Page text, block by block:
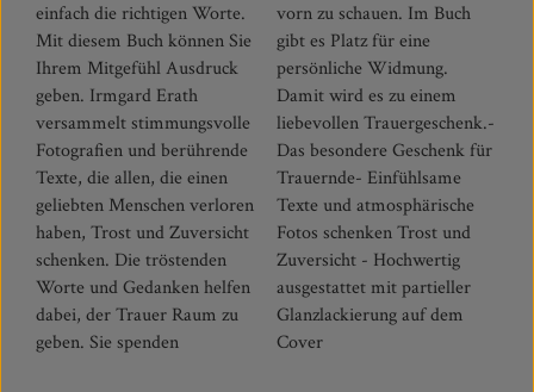
einfach die richtigen Worte.
Mit diesem Buch können Sie
Ihrem Mitgefühl Ausdruck
geben. Irmgard Erath
versammelt stimmungsvolle
Fotografien und berührende
Texte, die allen, die einen
geliebten Menschen verloren
haben, Trost und Zuversicht
schenken. Die tröstenden
Worte und Gedanken helfen
dabei, der Trauer Raum zu
geben. Sie spenden
vorn zu schauen. Im Buch
gibt es Platz für eine
persönliche Widmung.
Damit wird es zu einem
liebevollen Trauergeschenk.-
Das besondere Geschenk für
Trauernde- Einfühlsame
Texte und atmosphärische
Fotos schenken Trost und
Zuversicht - Hochwertig
ausgestattet mit partieller
Glanzlackierung auf dem
Cover